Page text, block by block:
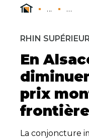
... ...
RHIN SUPÉRIEUR
En
prix
La conjoncture